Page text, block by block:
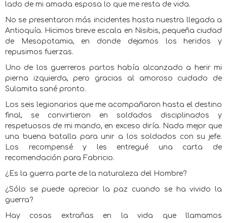
lado de mi amada esposa lo que me resta de vida.
No se presentaron más incidentes hasta nuestra llegada a
Antioquía. Hicimos breve escala en Nisibis, pequeña ciudad
de Mesopotamia, en donde dejamos los heridos y
repusimos fuerzas.
Uno de los guerreros partos había alcanzado a herir mi
pierna izquierda, pero gracias al amoroso cuidado de
Sulamita sané pronto.
Los seis legionarios que me acompañaron hasta el destino
final, se convirtieron en soldados disciplinados y
respetuosos de mi mando, en exceso diría. Nada mejor que
una buena batalla para unir a los soldados con su jefe.
Los recompensé y les entregué una carta de
recomendación para Fabricio.
¿Es la guerra parte de la naturaleza del Hombre?
¿Sólo se puede apreciar la paz cuando se ha vivido la
guerra?
Hay cosas extrañas en la vida que llamamos